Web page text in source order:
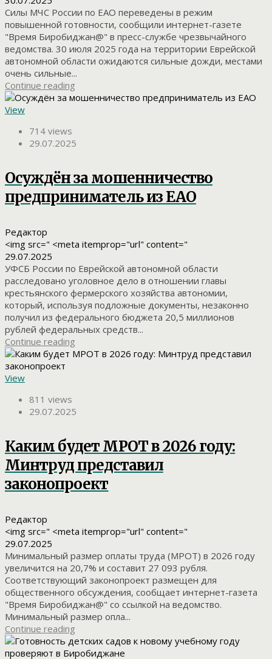
Силы МЧС России по ЕАО переведены в режим
повышенной готовности, сообщили интернет-газете
"Время Биробиджан@" в пресс-службе чрезвычайного
ведомства. 30 июля 2025 года на территории Еврейской
автономной области ожидаются сильные дожди, местами
очень сильные...
Continue reading
View
714 views
29.07.2025
Осуждён за мошенничество
предприниматель из ЕАО
Редактор
<img src=" <meta itemprop="url" content="
29.07.2025
УФСБ России по Еврейской автономной области
расследовано уголовное дело в отношении главы
крестьянского фермерского хозяйства автономии,
который, используя подложные документы, незаконно
получил из федерального бюджета 20,5 миллионов
рублей федеральных средств...
Continue reading
View
811 views
29.07.2025
Каким будет МРОТ в 2026 году:
Минтруд представил
законопроект
Редактор
<img src=" <meta itemprop="url" content="
29.07.2025
Минимальный размер оплаты труда (МРОТ) в 2026 году
увеличится на 20,7% и составит 27 093 рубля.
Соответствующий законопроект размещен для
общественного обсуждения, сообщает интернет-газета
"Время Биробиджан@" со ссылкой на ведомство.
Минимальный размер опла...
Continue reading